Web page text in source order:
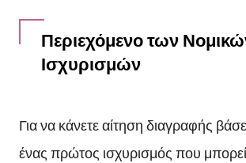
Περιεχόμενο των
Ισχυρισμών
Για να κάνετε αίτηση διαγραφής
ένας πρώτος ισχυρισμός που